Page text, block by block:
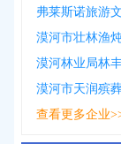
弗莱斯诺旅游
漠河市壮林渔
漠河林业局林
漠河市天润殡
查看更多企业